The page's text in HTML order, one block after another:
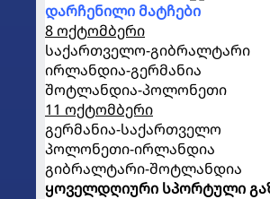
დარჩენილი მატჩები
8 ოქტომბერი
საქართველო-გიბრალტარი
ირლანდია-გერმანია
შოტლანდია-პოლონეთი
11 ოქტომბერი
გერმანია-საქართველო
პოლონეთი-ირლანდია
გიბრალტარი-შოტლანდია
ყოველდღიური სპორტული